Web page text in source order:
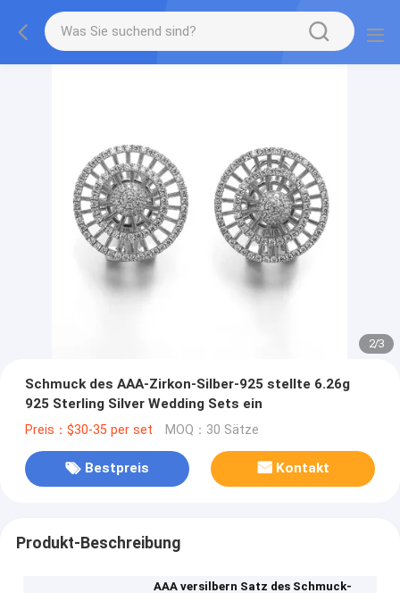
2/3
Schmuck des AAA-Zirkon-Silber-925 stellte 6.26g
925 Sterling Silver Wedding Sets ein
Preis：$30-35 per set MOQ：30 Sätze
Bestpreis Kontakt
Produkt-Beschreibung
AAA versilbern Satz des Schmuck-